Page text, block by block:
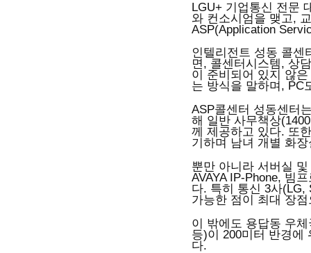
LGU+ 기업통신 전문
와 컨소시엄을 맺고,
ASP(Application
인텔리전트 성동 콜센
면, 콜센터시스템, 상
이 준비되어 있지 않
는 방식을 말하며, PC
ASP콜센터 성동센터
해 일반 사무책상
께 제공하고 있다. 또
기하며 남녀 개별 화
뿐만 아니라 서버실
AVAYA IP-Phone, 빔
다. 특히 통신 3사(LG,
가능한 점이 최대 장
이 밖에도 용답동 우
등)이 200미터 반경에
다.